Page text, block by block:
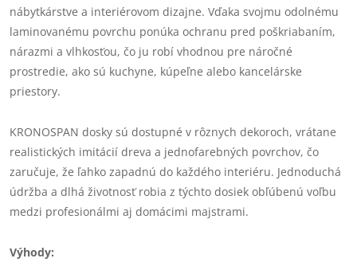
nábytkárstve a interiérovom dizajne. Vďaka svojmu odolnému
laminovanému povrchu ponúka ochranu pred poškriabaním,
nárazmi a vlhkosťou, čo ju robí vhodnou pre náročné
prostredie, ako sú kuchyne, kúpeľne alebo kancelárske
priestory.
KRONOSPAN dosky sú dostupné v rôznych dekoroch, vrátane
realistických imitácií dreva a jednofarebných povrchov, čo
zaručuje, že ľahko zapadnú do každého interiéru. Jednoduchá
údržba a dlhá životnosť robia z týchto dosiek obľúbenú voľbu
medzi profesionálmi aj domácimi majstrami.
Výhody: